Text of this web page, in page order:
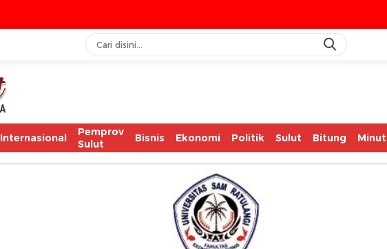
IASC
Internasional
Pemprov
Sulut
Bisnis Ekonomi Politik Sulut Bitung Minut